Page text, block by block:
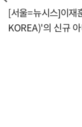
[서울=뉴시스]이재
KOREA)'의 신규